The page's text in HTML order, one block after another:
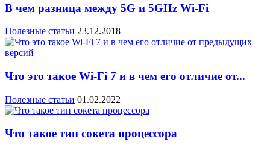
В чем разница между 5G и 5GHz Wi-Fi
Полезные статьи 23.12.2018
Что это такое Wi-Fi 7 и в чем его отличие от...
Полезные статьи 01.02.2022
Что такое тип сокета процессора